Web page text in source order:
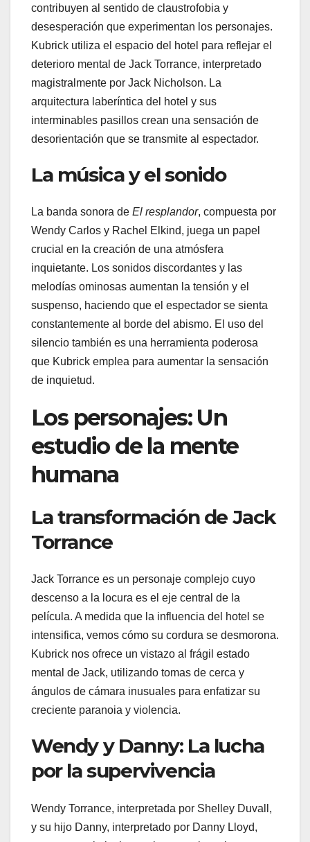
contribuyen al sentido de claustrofobia y
desesperación que experimentan los personajes.
Kubrick utiliza el espacio del hotel para reflejar el
deterioro mental de Jack Torrance, interpretado
magistralmente por Jack Nicholson. La
arquitectura laberíntica del hotel y sus
interminables pasillos crean una sensación de
desorientación que se transmite al espectador.
La música y el sonido
La banda sonora de El resplandor, compuesta por
Wendy Carlos y Rachel Elkind, juega un papel
crucial en la creación de una atmósfera
inquietante. Los sonidos discordantes y las
melodías ominosas aumentan la tensión y el
suspenso, haciendo que el espectador se sienta
constantemente al borde del abismo. El uso del
silencio también es una herramienta poderosa
que Kubrick emplea para aumentar la sensación
de inquietud.
Los personajes: Un
estudio de la mente
humana
La transformación de Jack
Torrance
Jack Torrance es un personaje complejo cuyo
descenso a la locura es el eje central de la
película. A medida que la influencia del hotel se
intensifica, vemos cómo su cordura se desmorona.
Kubrick nos ofrece un vistazo al frágil estado
mental de Jack, utilizando tomas de cerca y
ángulos de cámara inusuales para enfatizar su
creciente paranoia y violencia.
Wendy y Danny: La lucha
por la supervivencia
Wendy Torrance, interpretada por Shelley Duvall,
y su hijo Danny, interpretado por Danny Lloyd,